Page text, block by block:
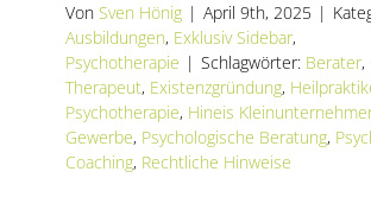
AKTUELLES
SERVICE
SUCHE
Von Sven Hönig | April 9th, 2025 |
Ausbildungen, Exklusiv Sidebar,
Psychotherapie | Schlagwörter: Berater,
Therapeut, Existenzgründung,
Psychotherapie, Hineis
Gewerbe, Psychologische Beratung,
Coaching, Rechtliche Hinweise